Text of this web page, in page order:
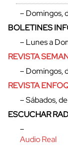
– Domingos,
BOLETINES
– Lunes a
REVISTA
– Domingos,
REVISTA
– Sábados,
ESCUCHAR
–
Audio Real